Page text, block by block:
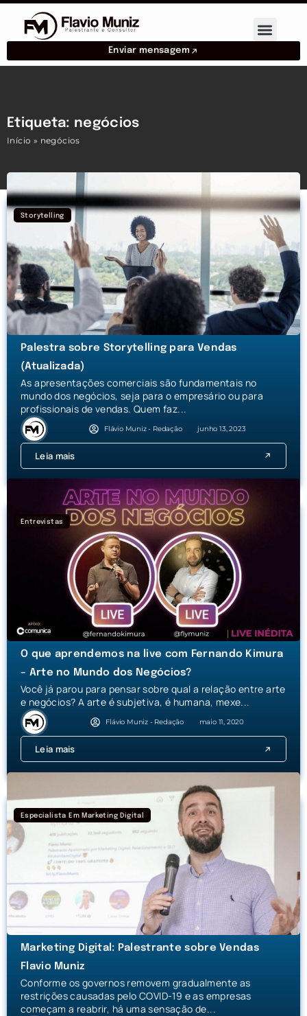
Enviar mensagem
Etiqueta: negócios
Início » negócios
Storytelling
Palestra sobre Storytelling para Vendas
(Atualizada)
As apresentações comerciais são fundamentais no
mundo dos negócios, seja para o empresário ou para
profissionais de vendas. Quem faz...
Flávio Muniz - Redação junho 13, 2023
Leia mais
Entrevistas
O que aprendemos na live com Fernando Kimura
– Arte no Mundo dos Negócios?
Você já parou para pensar sobre qual a relação entre arte
e negócios? A arte é subjetiva, é humana, mexe...
Flávio Muniz - Redação maio 11, 2020
Leia mais
Especialista Em Marketing Digital
Marketing Digital: Palestrante sobre Vendas
Flavio Muniz
Conforme os governos removem gradualmente as
restrições causadas pelo COVID-19 e as empresas
começam a reabrir, há uma sensação de...